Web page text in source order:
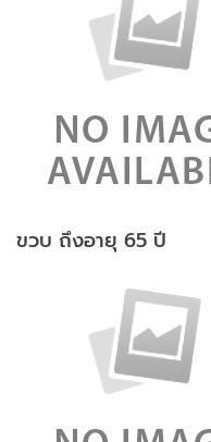
ขวบ ถึงอายุ 65 ปี